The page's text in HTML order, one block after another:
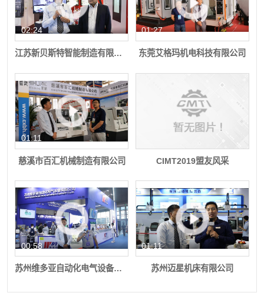
轴加工中心、CNC车床、磨床、柔性制造系统
（FMS）、数控线切割机到电子加工设备等一应俱
全，并以其高质量、高精度、高可靠性和先进性与实
方的产业水平，优化了产业结构。友嘉机床集团以享
誉全球的"FEELER"品牌行销国内外市场，由于品质
稳定、服务周全深受用户信赖，2006年更是赢得"国
内加工中心应用调查评选用户满意品牌"荣誉，并成为
国家免检产品。
友匠机床设备（上海）有限公司配备专业的销售和
服务团队，依托集团公司全系列的优良机种，得到越
来越多的客户青睐与采购使用。
02:24
江苏新贝斯特智能制造有限公司
01:27
东莞艾格玛机电科技有限公司
01:11
慈溪市百汇机械制造有限公司 CIMT2019盟友风采
00:58
苏州维多亚自动化电气设备有限公司
01:11
苏州迈星机床有限公司